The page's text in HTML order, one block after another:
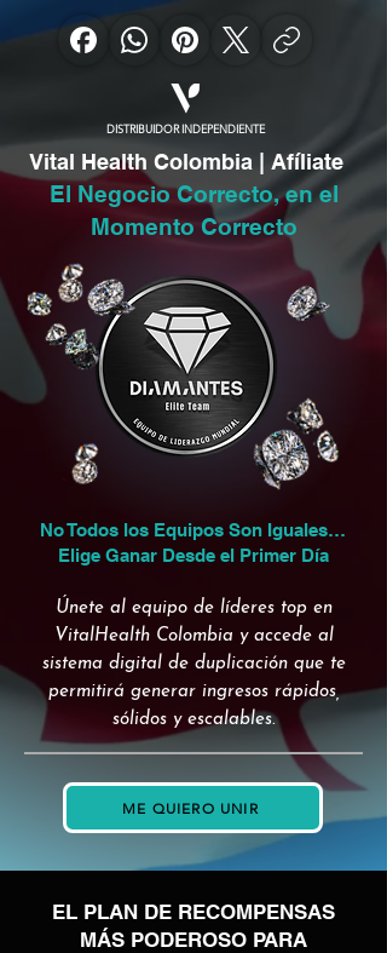
DISTRIBUIDOR INDEPENDIENTE
Vital Health Colombia | Afíliate
El Negocio Correcto, en el
Momento Correcto
No Todos los Equipos Son Iguales…
Elige Ganar Desde el Primer Día
Únete al equipo de líderes top en
VitalHealth Colombia y accede al
sistema digital de duplicación que te
permitirá generar ingresos rápidos,
sólidos y escalables.
ME QUIERO UNIR
EL PLAN DE RECOMPENSAS
MÁS PODEROSO PARA